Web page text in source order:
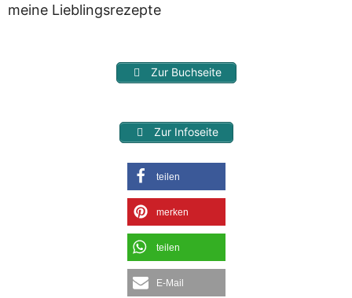
meine Lieblingsrezepte
Zur Buchseite
Zur Infoseite
teilen
merken
teilen
E-Mail